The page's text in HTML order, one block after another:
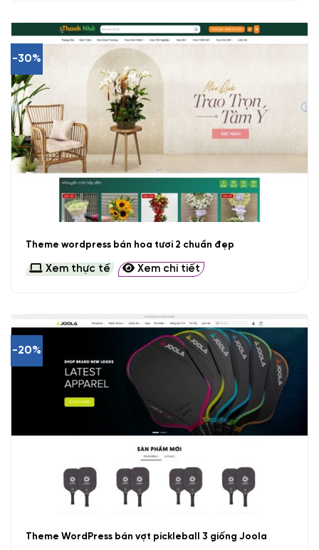
-30%
Theme wordpress bán hoa tươi 2 chuẩn đẹp
Xem thực tế Xem chi tiết
-20%
Theme WordPress bán vợt pickleball 3 giống Joola